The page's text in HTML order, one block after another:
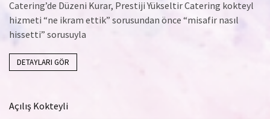
Catering’de Düzeni Kurar, Prestiji Yükseltir Catering kokteyl
hizmeti “ne ikram ettik” sorusundan önce “misafir nasıl
hissetti” sorusuyla
DETAYLARI GÖR
Açılış Kokteyli